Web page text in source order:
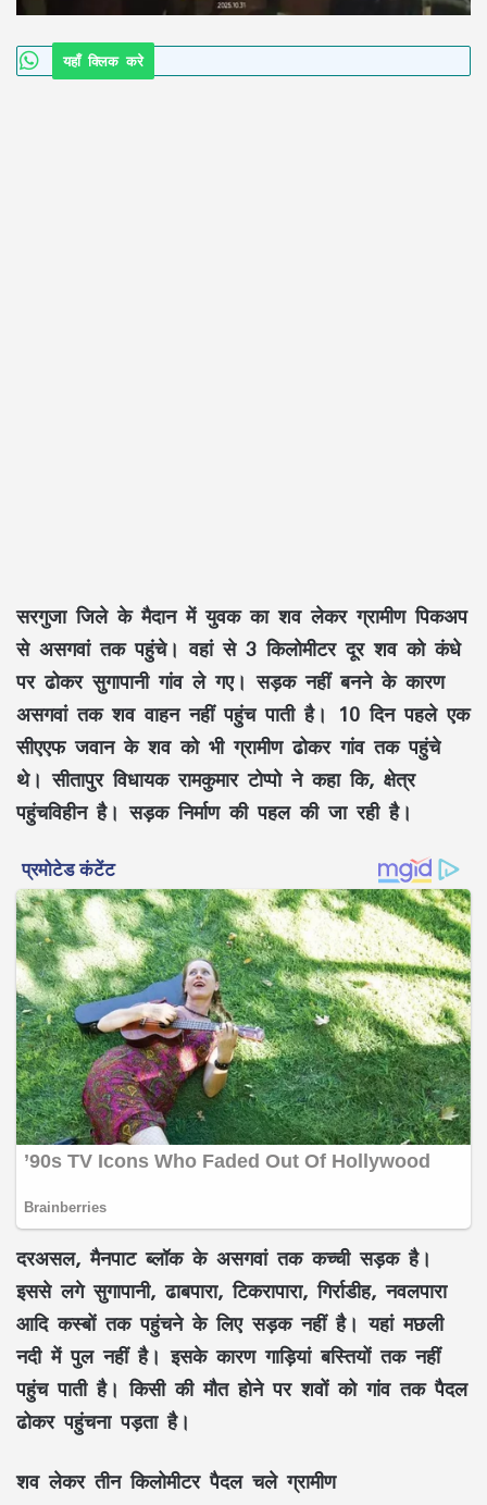
यहाँ क्लिक करे
सरगुजा जिले के मैदान में युवक का शव लेकर ग्रामीण पिकअप
से असगवां तक पहुंचे। वहां से 3 किलोमीटर दूर शव को कंधे
पर ढोकर सुगापानी गांव ले गए। सड़क नहीं बनने के कारण
असगवां तक शव वाहन नहीं पहुंच पाती है। 10 दिन पहले एक
सीएएफ जवान के शव को भी ग्रामीण ढोकर गांव तक पहुंचे
थे। सीतापुर विधायक रामकुमार टोप्पो ने कहा कि, क्षेत्र
पहुंचविहीन है। सड़क निर्माण की पहल की जा रही है।
दरअसल, मैनपाट ब्लॉक के असगवां तक कच्ची सड़क है।
इससे लगे सुगापानी, ढाबपारा, टिकरापारा, गिर्राडीह, नवलपारा
आदि कस्बों तक पहुंचने के लिए सड़क नहीं है। यहां मछली
नदी में पुल नहीं है। इसके कारण गाड़ियां बस्तियों तक नहीं
पहुंच पाती है। किसी की मौत होने पर शवों को गांव तक पैदल
ढोकर पहुंचना पड़ता है।
शव लेकर तीन किलोमीटर पैदल चले ग्रामीण